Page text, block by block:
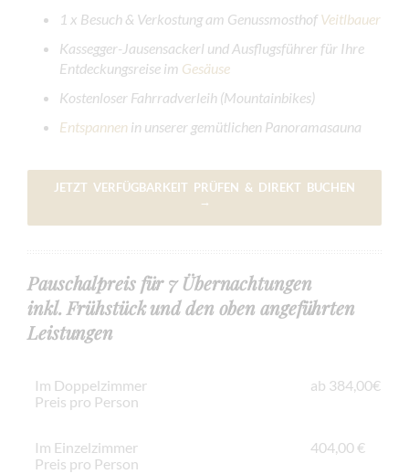
1 x Besuch & Verkostung am Genussmosthof Veitlbauer
Kassegger-Jausensackerl und Ausflugsführer für Ihre
Entdeckungsreise im Gesäuse
Kostenloser Fahrradverleih (Mountainbikes)
Entspannen in unserer gemütlichen Panoramasauna
JETZT VERFÜGBARKEIT PRÜFEN & DIREKT BUCHEN
→
Pauschalpreis für 7 Übernachtungen
inkl. Frühstück und den oben angeführten
Leistungen
Im Doppelzimmer
Preis pro Person
ab 384,00€
Im Einzelzimmer
Preis pro Person
404,00 €